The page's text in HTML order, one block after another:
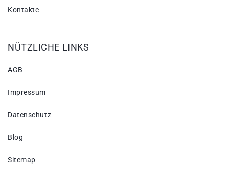
Kontakte
NÜTZLICHE LINKS
AGB
Impressum
Datenschutz
Blog
Sitemap